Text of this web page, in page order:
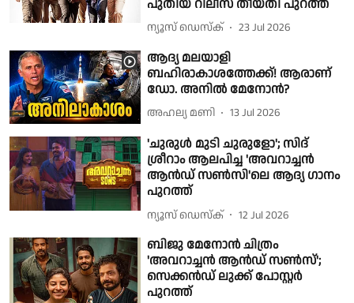
പുതിയ റിലീസ് തീയതി പുറത്ത്
ന്യൂസ് ഡെസ്ക് 23 Jul 2026
ആദ്യ മലയാളി
ബഹിരാകാശത്തേക്ക്! ആരാണ്
ഡോ. അനിൽ മേനോൻ?
അഹല്യ മണി 13 Jul 2026
'ചുരുൾ മുടി ചുരുളോ'; സിദ്
ശ്രീറാം ആലപിച്ച 'അവറാച്ചൻ
ആൻഡ് സൺസി'ലെ ആദ്യ ഗാനം
പുറത്ത്
ന്യൂസ് ഡെസ്ക് 12 Jul 2026
ബിജു മേനോൻ ചിത്രം
'അവറാച്ചൻ ആൻഡ് സൺസ്';
സെക്കൻഡ് ലുക്ക് പോസ്റ്റർ
പുറത്ത്